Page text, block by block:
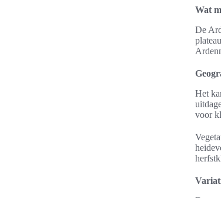
Wat
De
Het
voor